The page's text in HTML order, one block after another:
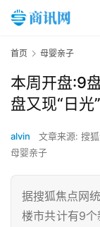
首页 母婴亲子
本周开盘:9
盘又现“日光
alvin 文章来源: 搜
母婴亲子
据搜狐焦点网
楼市共计有9